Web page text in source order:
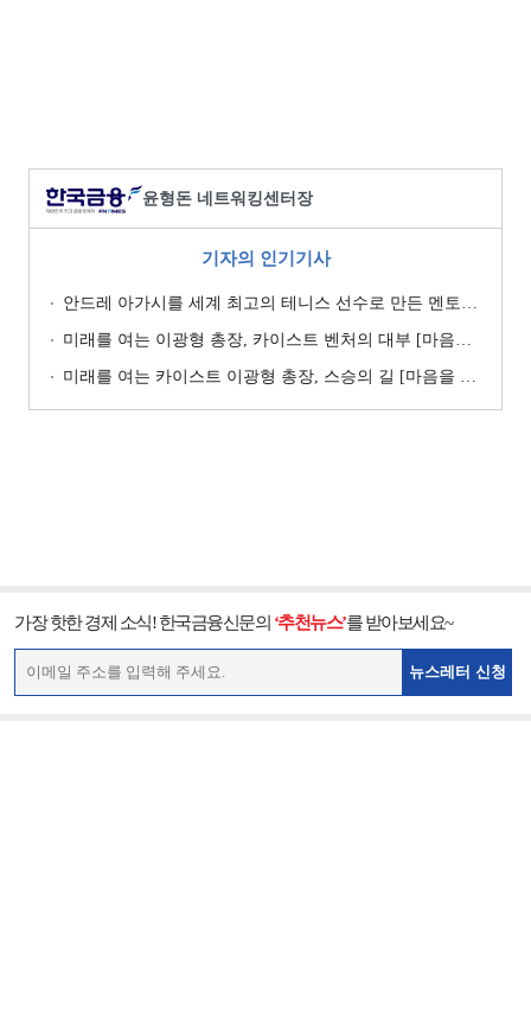
윤형돈 네트워킹센터장
기자의 인기기사
안드레 아가시를 세계 최고의 테니스 선수로 만든 멘토들 [마음을 여는 인맥관리 76]
미래를 여는 이광형 총장, 카이스트 벤처의 대부 [마음을 여는 인맥관리 75]
미래를 여는 카이스트 이광형 총장, 스승의 길 [마음을 여는 인맥관리 74]
가장 핫한 경제 소식! 한국금융신문의 ‘추천뉴스’를 받아보세요~
뉴스레터 신청